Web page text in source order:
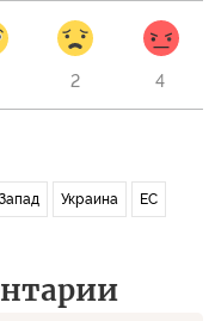
2 4
Запад Украина ЕС